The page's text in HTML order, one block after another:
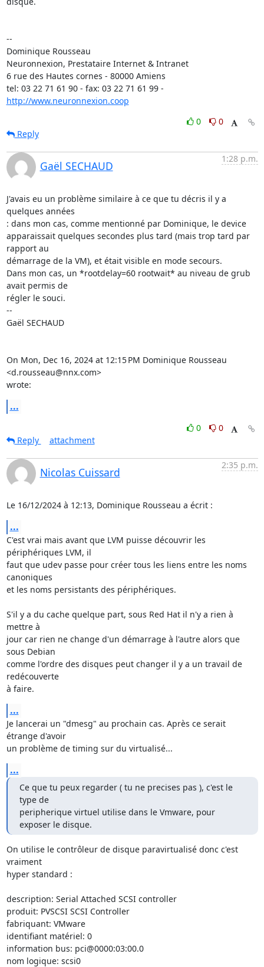
--
Dominique Rousseau
Neuronnexion, Prestataire Internet & Intranet
6 rue des Hautes cornes - 80000 Amiens
http://www.neuronnexion.coop
0
0
Reply
Gaël SECHAUD
1:28 p.m.
J'avais eu un problème similaire à ce que tu décris il y a
quelques années
: dans mon cas, comme mentionné par Dominique, le device
apparaissait quelques secondes plus tard (mais trop tard par
rapport au
démarrage de la VM), et était visible en mode secours.
Dans mon cas, un *rootdelay=60 rootwait* au niveau de grub
avait permis de
régler le souci.
--
Gaël SECHAUD
On Mon, Dec 16, 2024 at 12:15 PM Dominique Rousseau
<d.rousseau@nnx.com>
wrote:
...
0
0
Reply
attachment
Nicolas Cuissard
2:35 p.m.
Le 16/12/2024 à 12:13, Dominique Rousseau a écrit :
...
C'est vrai mais avant que LVM puisse découvrir les
périphériques LVM, il
faut que udev passe pour créer tous les liens entre les noms
canoniques
et les noms persistants des périphériques.
S'il y a du cache quelque part, sous Red Hat il n'y a rien à
mettre à
jour car rien ne change d'un démarrage à l'autre alors que
sous Debian
comme l'ordre des disques peut changer il y a un travail de
redécouverte
à faire.
...
Je lancerai un "dmesg" au prochain cas. Après ce serait
étrange d'avoir
un problème de timing sur du virtualisé...
...
Ce que tu peux regarder ( tu ne precises pas ), c'est le
type de
peripherique virtuel utilise dans le Vmware, pour
exposer le disque.
On utilise le contrôleur de disque paravirtualisé donc c'est
vraiment
hyper standard :
description: Serial Attached SCSI controller
produit: PVSCSI SCSI Controller
fabriquant: VMware
identifiant matériel: 0
information bus: pci@0000:03:00.0
nom logique: scsi0